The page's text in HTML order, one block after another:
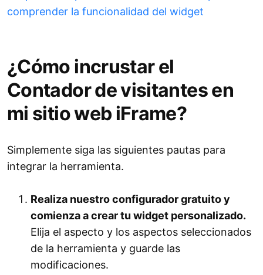
comprender la funcionalidad del widget
¿Cómo incrustar el
Contador de visitantes en
mi sitio web iFrame?
Simplemente siga las siguientes pautas para
integrar la herramienta.
Realiza nuestro configurador gratuito y
comienza a crear tu widget personalizado.
Elija el aspecto y los aspectos seleccionados
de la herramienta y guarde las
modificaciones.